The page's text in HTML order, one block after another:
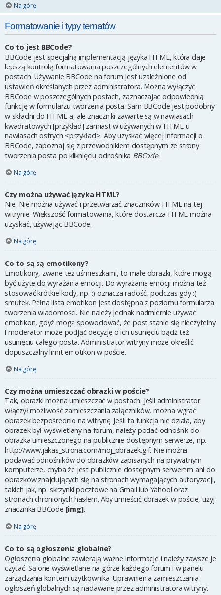
Na górę
Formatowanie i typy tematów
Co to jest BBCode?
BBCode jest specjalną implementacją języka HTML, która daje
lepszą kontrolę formatowania poszczególnych elementów w
postach. Używanie BBCode na forum jest uzależnione od
ustawień określanych przez administratora. Można wyłączyć
BBCode w poszczególnych postach, zaznaczając odpowiednią
funkcję w formularzu tworzenia posta. Sam BBCode jest podobny
w składni do HTML-a, ale znaczniki zawarte są w nawiasach
kwadratowych [przykład] zamiast w używanych w HTML-u
nawiasach ostrych <przykład>. Aby uzyskać więcej informacji o
BBCode, zapoznaj się z przewodnikiem dostępnym ze strony
tworzenia posta po kliknięciu odnośnika BBCode.
Na górę
Czy można używać języka HTML?
Nie. Nie można używać i przetwarzać znaczników HTML na tej
witrynie. Większość formatowania, które dostarcza HTML można
uzyskać, używając BBCode.
Na górę
Co to są są emotikony?
Emotikony, zwane też uśmieszkami, to małe obrazki, które mogą
być użyte do wyrażania emocji. Do wyrażania emocji można też
stosować krótkie kody, np. :) oznacza radość, podczas gdy :(
smutek. Pełna lista emotikon jest dostępna z poziomu formularza
tworzenia wiadomości. Nie należy jednak nadmiernie używać
emotikon, gdyż mogą spowodować, że post stanie się nieczytelny
i moderator może podjąć decyzję o ich usunięciu bądź też
usunięciu całego posta. Administrator witryny może określić
dopuszczalny limit emotikon w poście.
Na górę
Czy można umieszczać obrazki w poście?
Tak, obrazki można umieszczać w postach. Jeśli administrator
włączył możliwość zamieszczania załączników, można wgrać
obrazek bezpośrednio na witrynę. Jeśli ta funkcja nie działa, aby
obrazek był wyświetlany na forum, należy podać odnośnik do
obrazka umieszczonego na publicznie dostępnym serwerze, np.
http://www.jakas_strona.com/moj_obrazek.gif. Nie można
podawać odnośników do obrazków zapisanych na prywatnym
komputerze, chyba że jest publicznie dostępnym serwerem ani do
obrazków znajdujących się na stronach wymagających autoryzacji,
takich jak, np. skrzynki pocztowe na Gmail lub Yahoo! oraz
stronach chronionych hasłem. Aby umieścić obrazek w poście, użyj
znacznika BBCode [img].
Na górę
Co to są ogłoszenia globalne?
Ogłoszenia globalne zawierają ważne informacje i należy zawsze je
czytać. Są one wyświetlane na górze każdego forum i w panelu
zarządzania kontem użytkownika. Uprawnienia zamieszczania
ogłoszeń globalnych są nadawane przez administratora witryny.